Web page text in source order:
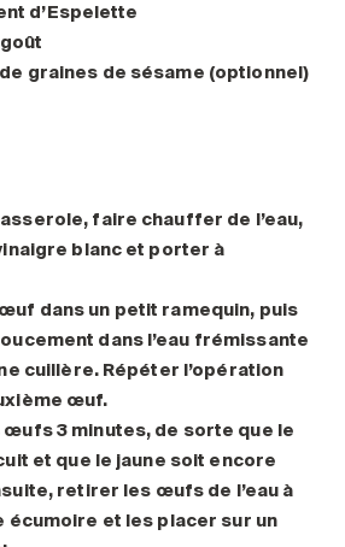
d’Espelette
graines de sésame (optionnel)
faire chauffer de l’eau,
blanc et porter à
dans un petit ramequin, puis
dans l’eau frémissante
cuillère. Répéter l’opération
œuf.
œufs 3 minutes, de sorte que le
et que le jaune soit encore
retirer les œufs de l’eau à
écumoire et les placer sur un